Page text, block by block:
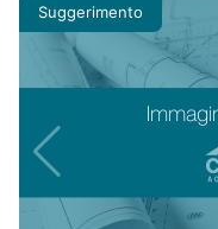
Suggerimento